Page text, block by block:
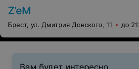
Z’eM
Брест, ул. Дмитрия Донского, 11 до
Вам будет интересно